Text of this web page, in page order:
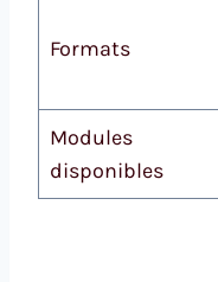
Formats
Modules
disponibles